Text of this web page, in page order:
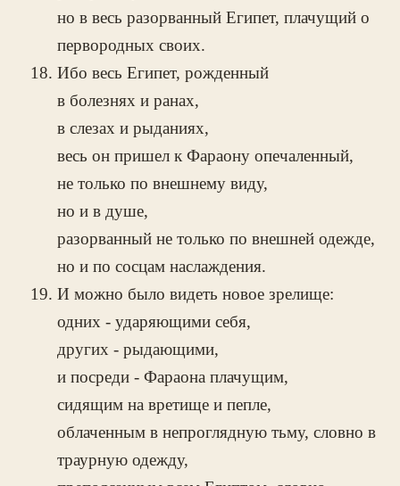
но в весь разорванный Египет, плачущий о
первородных своих.
Ибо весь Египет, рожденный
в болезнях и ранах,
в слезах и рыданиях,
весь он пришел к Фараону опечаленный,
не только по внешнему виду,
но и в душе,
разорванный не только по внешней одежде,
но и по сосцам наслаждения.
И можно было видеть новое зрелище:
одних - ударяющими себя,
других - рыдающими,
и посреди - Фараона плачущим,
сидящим на вретище и пепле,
облаченным в непроглядную тьму, словно в
траурную одежду,